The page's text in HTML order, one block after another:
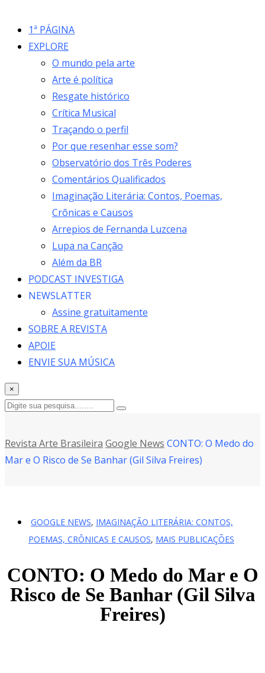
1ª PÁGINA
EXPLORE
O mundo pela arte
Arte é política
Resgate histórico
Crítica Musical
Traçando o perfil
Por que resenhar esse som?
Observatório dos Três Poderes
Comentários Qualificados
Imaginação Literária: Contos, Poemas,
Crônicas e Causos
Arrepios de Fernanda Luzcena
Lupa na Canção
Além da BR
PODCAST INVESTIGA
NEWSLATTER
Assine gratuitamente
SOBRE A REVISTA
APOIE
ENVIE SUA MÚSICA
×
Revista Arte Brasileira Google News CONTO: O Medo do
Mar e O Risco de Se Banhar (Gil Silva Freires)
GOOGLE NEWS, IMAGINAÇÃO LITERÁRIA: CONTOS,
POEMAS, CRÔNICAS E CAUSOS, MAIS PUBLICAÇÕES
CONTO: O Medo do Mar e O
Risco de Se Banhar (Gil Silva
Freires)